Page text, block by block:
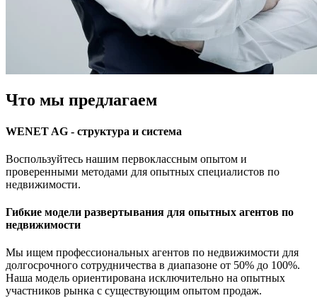
Что мы предлагаем
WENET AG - структура и система
Воспользуйтесь нашим первоклассным опытом и
проверенными методами для опытных специалистов по
недвижимости.
Гибкие модели развертывания для опытных агентов по
недвижимости
Мы ищем профессиональных агентов по недвижимости для
долгосрочного сотрудничества в диапазоне от 50% до 100%.
Наша модель ориентирована исключительно на опытных
участников рынка с существующим опытом продаж.